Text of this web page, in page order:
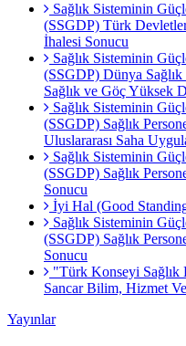
Sağlık Sisteminin
(SSGDP) Türk
İhalesi Sonucu
Sağlık Sisteminin
(SSGDP) Dünya
Sağlık ve Göç Yüksek
Sağlık Sisteminin
(SSGDP) Sağlık
Uluslararası Saha
Sağlık Sisteminin
(SSGDP) Sağlık
Sonucu
İyi Hal (Good
Sağlık Sisteminin
(SSGDP) Sağlık
Sonucu
"Türk Konseyi Sağlık
Sancar Bilim, Hizmet
Yayınlar